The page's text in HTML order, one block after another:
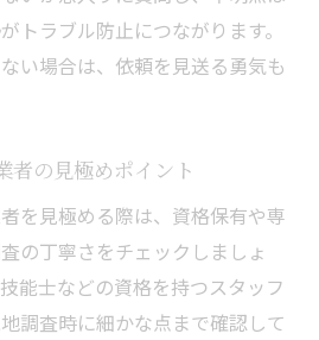
トラブル防止につながります。
い場合は、依頼を見送る勇気も
者の見極めポイント
を見極める際は、資格保有や専
の丁寧さをチェックしましょ
能士などの資格を持つスタッフ
調査時に細かな点まで確認して